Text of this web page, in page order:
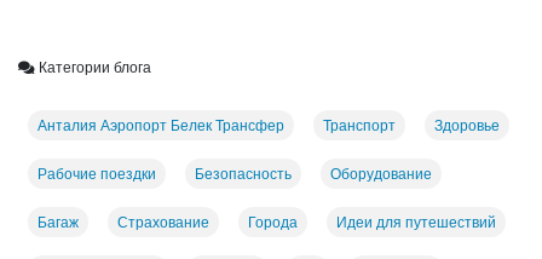
Категории блога
Анталия Аэропорт Белек Трансфер Транспорт Здоровье
Рабочие поездки Безопасность Оборудование
Багаж Страхование Города Идеи для путешествий